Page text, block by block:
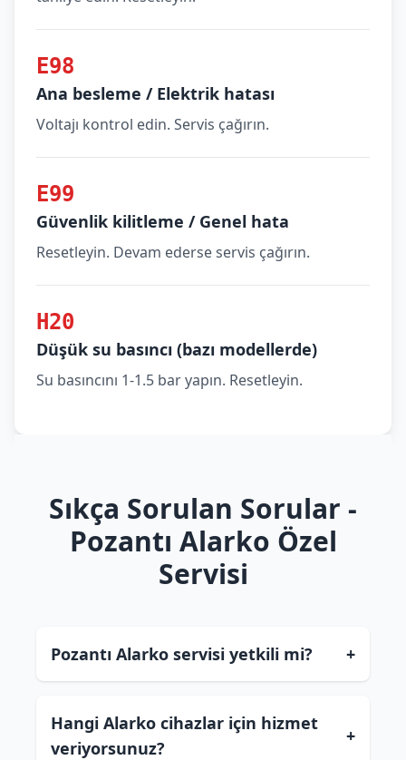
E98
Ana besleme / Elektrik hatası
Voltajı kontrol edin. Servis çağırın.
E99
Güvenlik kilitleme / Genel hata
Resetleyin. Devam ederse servis çağırın.
H20
Düşük su basıncı (bazı modellerde)
Su basıncını 1-1.5 bar yapın. Resetleyin.
Sıkça Sorulan Sorular -
Pozantı Alarko Özel
Servisi
Pozantı Alarko servisi yetkili mi? +
Hangi Alarko cihazlar için hizmet
veriyorsunuz?
+